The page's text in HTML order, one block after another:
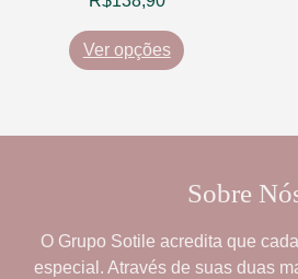
Ver opções
Sobre
O Grupo Sotile acredita que
especial. Através de suas duas